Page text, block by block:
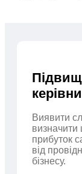
Виявити
визначити
прибуток
від
бізнесу.